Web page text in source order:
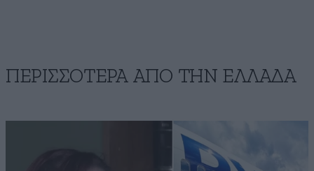
ΠΕΡΙΣΣΟΤΕΡΑ ΑΠΟ ΤΗΝ ΕΛΛΑΔΑ